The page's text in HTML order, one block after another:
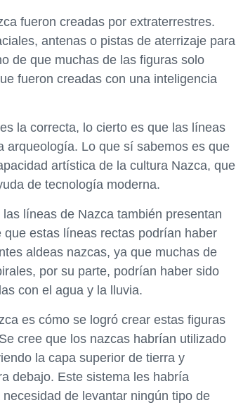
fueron creadas por extraterrestres.
antenas o pistas de aterrizaje para
de que muchas de las figuras solo
fueron creadas con una inteligencia
la correcta, lo cierto es que las líneas
arqueología. Lo que sí sabemos es que
artística de la cultura Nazca, que
de tecnología moderna.
líneas de Nazca también presentan
estas líneas rectas podrían haber
aldeas nazcas, ya que muchas de
por su parte, podrían haber sido
con el agua y la lluvia.
es cómo se logró crear estas figuras
cree que los nazcas habrían utilizado
la capa superior de tierra y
debajo. Este sistema les habría
de levantar ningún tipo de